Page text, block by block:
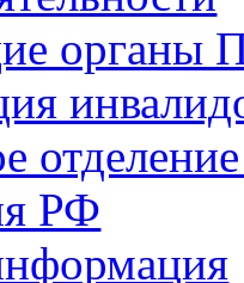
органы
РФ